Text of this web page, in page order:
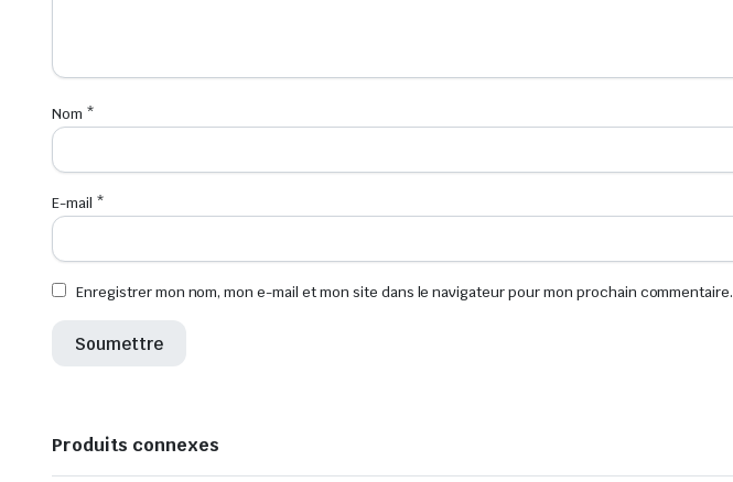
Nom *
E-mail *
Enregistrer mon nom, mon e-mail et mon site dans le navigateur pour mon prochain commentaire.
Produits connexes